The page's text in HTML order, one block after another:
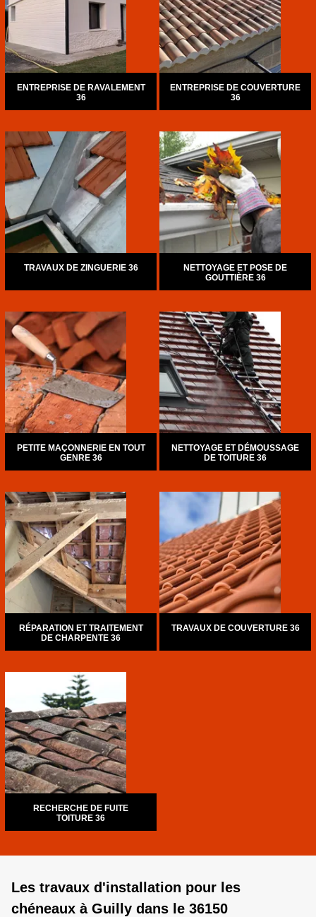
ENTREPRISE DE RAVALEMENT
36
ENTREPRISE DE COUVERTURE
36
TRAVAUX DE ZINGUERIE 36
NETTOYAGE ET POSE DE
GOUTTIÈRE 36
PETITE MAÇONNERIE EN TOUT
GENRE 36
NETTOYAGE ET DÉMOUSSAGE
DE TOITURE 36
RÉPARATION ET TRAITEMENT
DE CHARPENTE 36
TRAVAUX DE COUVERTURE 36
RECHERCHE DE FUITE
TOITURE 36
Les travaux d'installation pour les
chéneaux à Guilly dans le 36150